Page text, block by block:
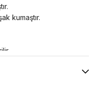
kumaştır.